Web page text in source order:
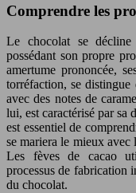
Comprendre les
Le chocolat se
possédant son propre
amertume prononcée,
torréfaction, se
avec des notes de
lui, est caractérisé par sa
est essentiel de
se mariera le mieux avec
Les fèves de cacao
processus de fabrication
du chocolat.